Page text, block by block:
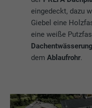
eingedeckt, dazu
Giebel eine
eine weiße
Dachentwässerung
demAblaufrohr.